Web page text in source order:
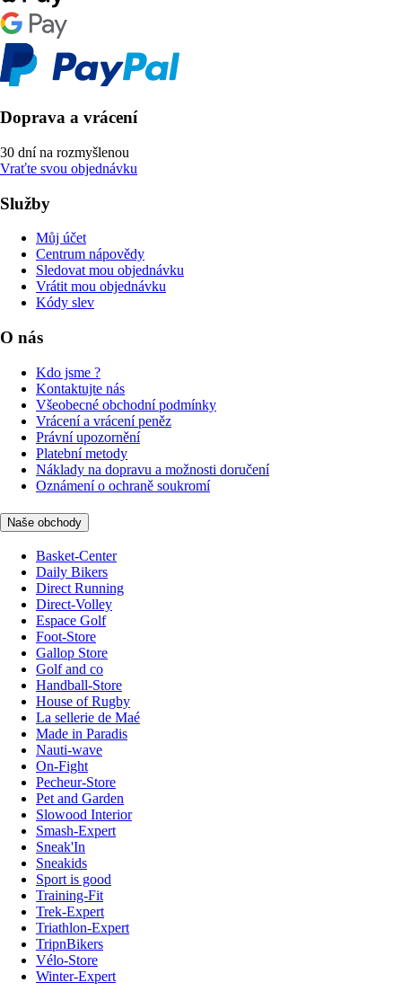
Doprava a vrácení
30 dní na rozmyšlenou
Vraťte svou objednávku
Služby
Můj účet
Centrum nápovědy
Sledovat mou objednávku
Vrátit mou objednávku
Kódy slev
O nás
Kdo jsme ?
Kontaktujte nás
Všeobecné obchodní podmínky
Vrácení a vrácení peněz
Právní upozornění
Platební metody
Náklady na dopravu a možnosti doručení
Oznámení o ochraně soukromí
Naše obchody
Basket-Center
Daily Bikers
Direct Running
Direct-Volley
Espace Golf
Foot-Store
Gallop Store
Golf and co
Handball-Store
House of Rugby
La sellerie de Maé
Made in Paradis
Nauti-wave
On-Fight
Pecheur-Store
Pet and Garden
Slowood Interior
Smash-Expert
Sneak'In
Sneakids
Sport is good
Training-Fit
Trek-Expert
Triathlon-Expert
TripnBikers
Vélo-Store
Winter-Expert